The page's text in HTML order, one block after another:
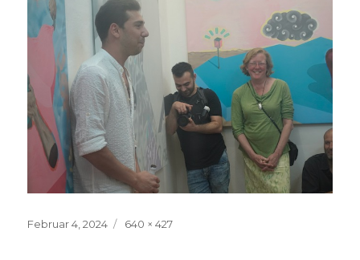
Veröffentlicht
Februar 4, 2024
Volle
640 × 427